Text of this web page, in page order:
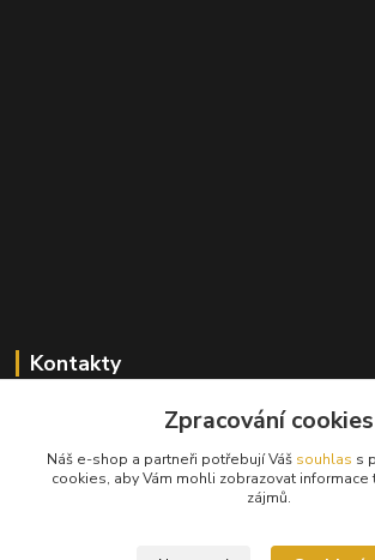
Kontakty
+420 603 824 940
info@hifibazar.online
Zpracování cookies
Náš e-shop a partneři potřebují Váš souhlas s
cookies, aby Vám mohli zobrazovat informace
zájmů.